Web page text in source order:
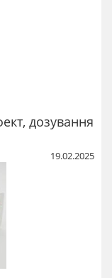
дозування
19.02.2025